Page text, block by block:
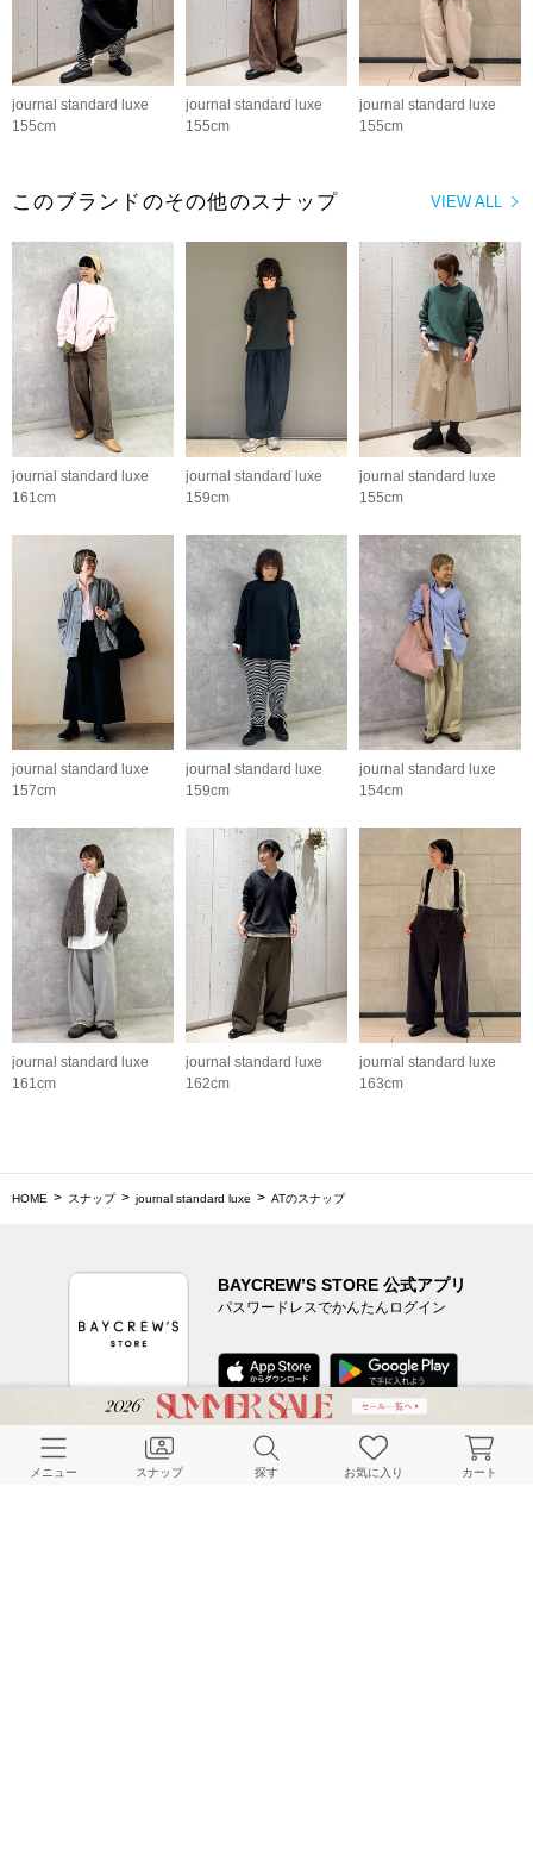
journal standard luxe
155cm
journal standard luxe
155cm
journal standard luxe
155cm
VIEW ALL
このブランドのその他のスナップ
journal standard luxe
161cm
journal standard luxe
159cm
journal standard luxe
155cm
journal standard luxe
157cm
journal standard luxe
159cm
journal standard luxe
154cm
journal standard luxe
161cm
journal standard luxe
162cm
journal standard luxe
163cm
HOME スナップ journal standard luxe ATのスナップ
BAYCREW’S STORE 公式アプリ
パスワードレスでかんたんログイン
CUSTOMER SERVICE
メニュー スナップ 探す お気に入り カート